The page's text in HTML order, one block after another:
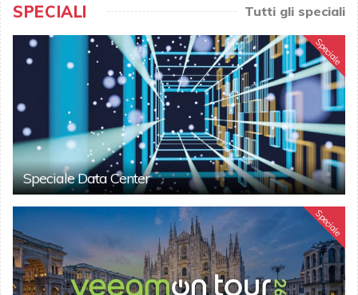
SPECIALI Tutti gli speciali
Speciale
Speciale Data Center
Speciale